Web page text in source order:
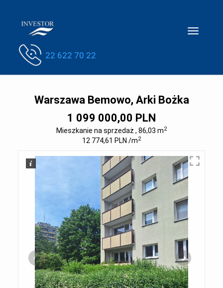
Toggle
22 622 70 22
Warszawa Bemowo, Arki Bożka
1 099 000,00 PLN
Mieszkanie na sprzedaż , 86,03 m2
12 774,61 PLN /m2